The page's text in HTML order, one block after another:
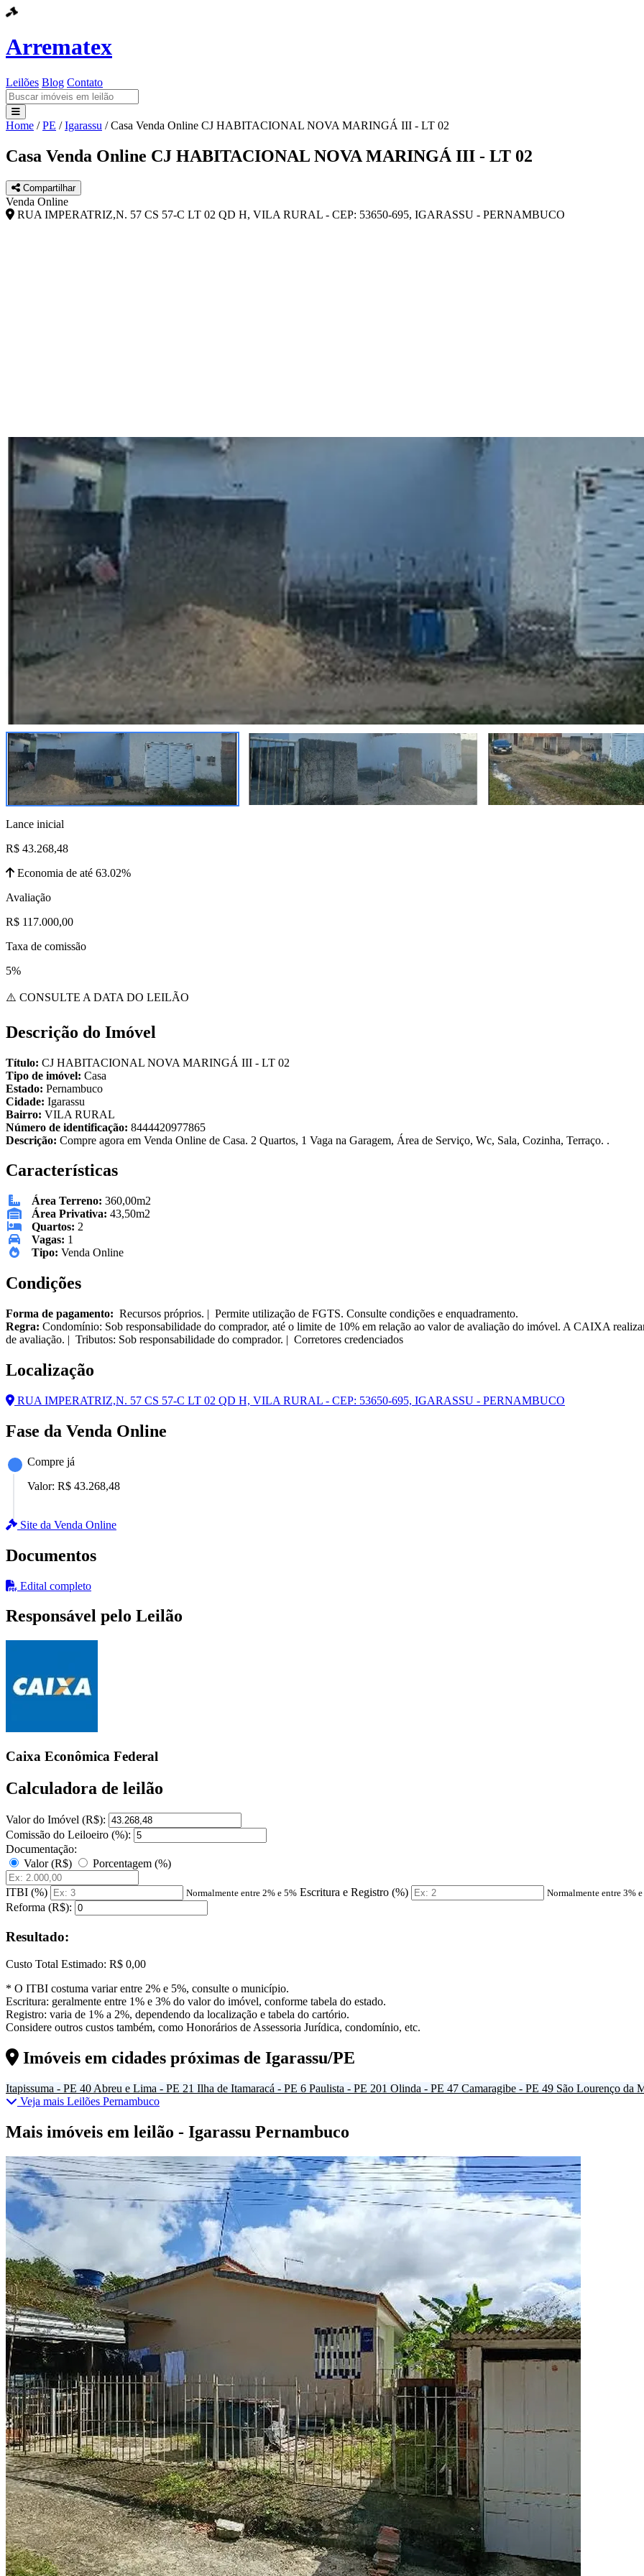
Arrematex
Leilões Blog Contato
Leilões
Blog
Contato
Home / PE / Igarassu / Casa Venda Online CJ HABITACIONAL NOVA MARINGÁ III - LT 02
Casa Venda Online CJ HABITACIONAL NOVA MARINGÁ III - LT 02
Compartilhar
Venda Online
RUA IMPERATRIZ,N. 57 CS 57-C LT 02 QD H, VILA RURAL - CEP: 53650-695, IGARASSU - PERNAMBUCO
Lance inicial
R$ 43.268,48
Economia de até 63.02%
Avaliação
R$ 117.000,00
Taxa de comissão
5%
⚠️ CONSULTE A DATA DO LEILÃO
Descrição do Imóvel
Título: CJ HABITACIONAL NOVA MARINGÁ III - LT 02
Tipo de imóvel: Casa
Estado: Pernambuco
Cidade: Igarassu
Bairro: VILA RURAL
Número de identificação: 8444420977865
Descrição: Compre agora em Venda Online de Casa. 2 Quartos, 1 Vaga na Garagem, Área de Serviço, Wc, Sala, Cozinha, Terraço. .
Características
Área Terreno: 360,00m2
Área Privativa: 43,50m2
Quartos: 2
Vagas: 1
Tipo: Venda Online
Condições
Forma de pagamento: Recursos próprios. | Permite utilização de FGTS. Consulte condições e enquadramento.
Regra: Condomínio: Sob responsabilidade do comprador, até o limite de 10% em relação ao valor de avaliação do imóvel. A CAIXA
de avaliação. | Tributos: Sob responsabilidade do comprador. | Corretores credenciados
Localização
RUA IMPERATRIZ,N. 57 CS 57-C LT 02 QD H, VILA RURAL - CEP: 53650-695, IGARASSU - PERNAMBUCO
Fase da Venda Online
Compre já
Valor: R$ 43.268,48
Site da Venda Online
Documentos
Edital completo
Responsável pelo Leilão
Caixa Econômica Federal
Calculadora de leilão
Valor do Imóvel (R$):
Comissão do Leiloeiro (%):
Documentação:
Valor (R$)
Porcentagem (%)
ITBI (%) Normalmente entre 2% e 5% Escritura e Registro (%) Normalmente entre 3%
Reforma (R$):
Resultado:
Custo Total Estimado: R$ 0,00
* O ITBI costuma variar entre 2% e 5%, consulte o município.
Escritura: geralmente entre 1% e 3% do valor do imóvel, conforme tabela do estado.
Registro: varia de 1% a 2%, dependendo da localização e tabela do cartório.
Considere outros custos também, como Honorários de Assessoria Jurídica, condomínio, etc.
Imóveis em cidades próximas de Igarassu/PE
Itapissuma - PE 40 Abreu e Lima - PE 21 Ilha de Itamaracá - PE 6 Paulista - PE 201 Olinda - PE 47 Camaragibe - PE 49 São Lourenço da
Veja mais Leilões Pernambuco
Mais imóveis em leilão - Igarassu Pernambuco